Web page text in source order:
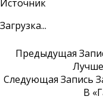
Источник
Загрузка...
Предыдущая
Следующая Запись
В